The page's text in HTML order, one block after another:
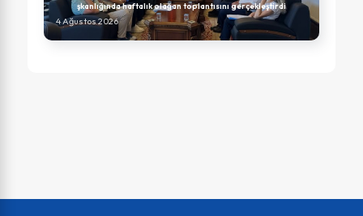
şkanlığında haftalık olağan toplantısını gerçekleştirdi
4 Ağustos 2026